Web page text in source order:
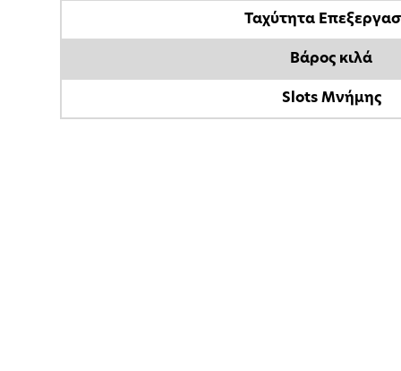
Ταχύτητα
Βάρος κιλά
Slots Μνήμης